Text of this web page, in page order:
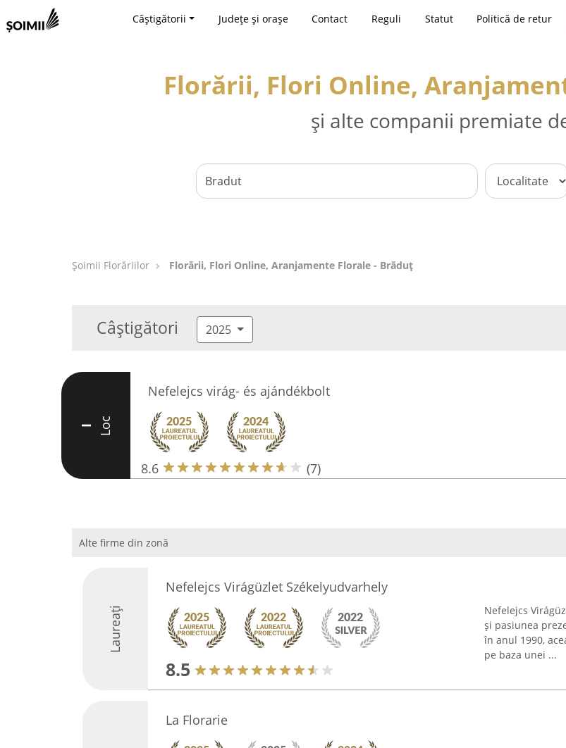
Câștigătorii Județe și orașe Contact Reguli Statut Politică de retur
Florării, Flori Online,
și alte companii premiate
Șoimii Florăriilor Florării, Flori Online, Aranjamente Florale - Brăduţ
Câștigători 2025
I Loc
Nefelejcs virág- és ajándékbolt
8.6 (7)
Alte firme din zonă
Laureați
Nefelejcs Virágüzlet Székelyudvarhely
8.5
Nefelejcs
și pasiunea
în anul 1990,
pe baza unei ...
La Florarie